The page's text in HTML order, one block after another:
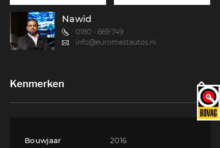
Nawid
0180 - 669 749
info@euromastautos.nl
Kenmerken
Bouwjaar 2016